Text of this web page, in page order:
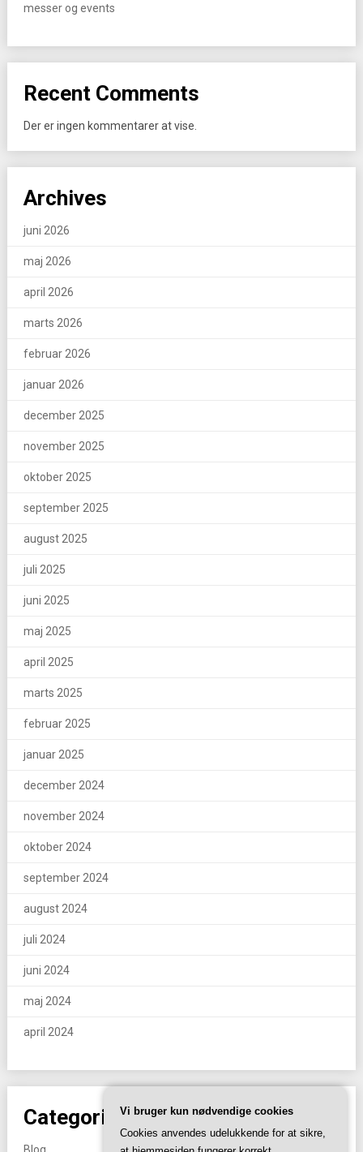
messer og events
Recent Comments
Der er ingen kommentarer at vise.
Archives
juni 2026
maj 2026
april 2026
marts 2026
februar 2026
januar 2026
december 2025
november 2025
oktober 2025
september 2025
august 2025
juli 2025
juni 2025
maj 2025
april 2025
marts 2025
februar 2025
januar 2025
december 2024
november 2024
oktober 2024
september 2024
august 2024
juli 2024
juni 2024
maj 2024
april 2024
CategoriesVi bruger kun nødvendige cookies
Cookies anvendes udelukkende for at sikre,